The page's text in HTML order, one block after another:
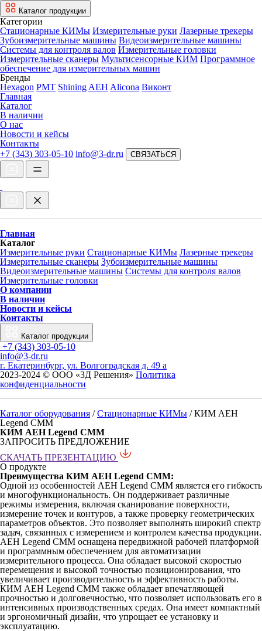
Каталог продукции
Категории
Стационарные КИМы Измерительные руки Лазерные трекеры
Зубоизмерительные машины Видеоизмерительные машины
Системы для контроля валов Измерительные головки
Измерительные сканеры Мультисенсорные КИМ Программное
обеспечение для измерительных машин
Бренды
Hexagon PMT Shining AEH Alicona Виконт
Главная
Каталог
В наличии
О нас
Новости и кейсы
Контакты
+7 (343) 303-05-10 info@3-dr.ru СВЯЗАТЬСЯ
Главная
Каталог
Измерительные руки Стационарные КИМы Лазерные трекеры
Измерительные сканеры Зубоизмерительные машины
Видеоизмерительные машины Системы для контроля валов
Измерительные головки
О компании
В наличии
Новости и кейсы
Контакты
Каталог продукции
+7 (343) 303-05-10
info@3-dr.ru
г. Екатеринбург, ул. Волгоградская д. 49 а
2023-2024 © ООО «3Д Решения» Политика
конфиденциальности
Каталог оборудования /Стационарные КИМы /КИМ AEH
Legend CMM
КИМ AEH Legend CMM
ЗАПРОСИТЬ ПРЕДЛОЖЕНИЕ
СКАЧАТЬ ПРЕЗЕНТАЦИЮ
О продукте
Преимущества КИМ AEH Legend CMM:
Одной из особенностей AEH Legend CMM является его гибкость
и многофункциональность. Он поддерживает различные
режимы измерения, включая сканирование поверхности,
измерение точек и контуров, а также проверку геометрических
параметров объектов. Это позволяет выполнять широкий спектр
задач, связанных с измерением и контролем качества продукции.
AEH Legend CMM оснащена передвижной рабочей платформой
и программным обеспечением для автоматизации
измерительного процесса. Она обладает высокой скоростью
перемещения и высокой точностью позиционирования, что
увеличивает производительность и эффективность работы.
КИМ AEH Legend CMM также обладает впечатляющей
прочностью и долговечностью, что позволяет использовать его в
интенсивных производственных средах. Она имеет компактный
и эргономичный дизайн, что упрощает ее установку и
эксплуатацию.